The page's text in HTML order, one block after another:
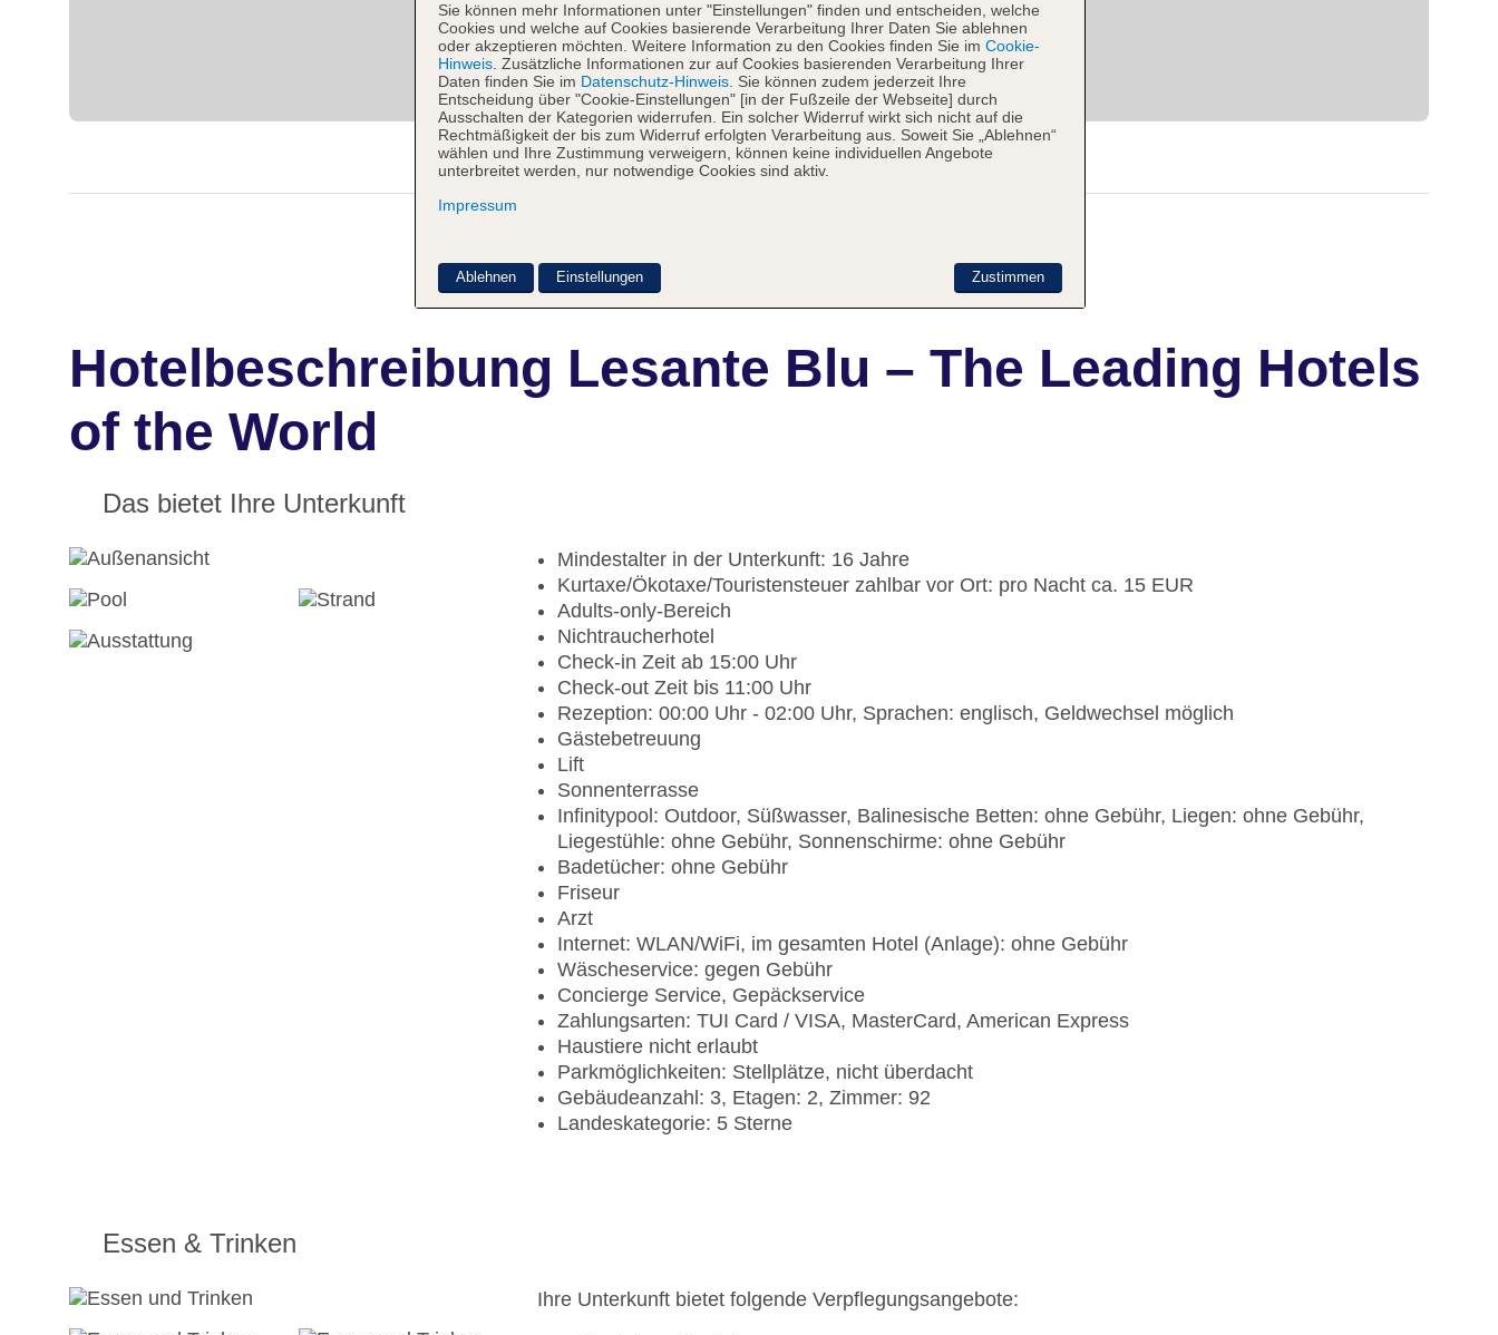
Hotelbeschreibung Lesante Blu – The Leading Hotels
of the World
Das bietet Ihre Unterkunft
Mindestalter in der Unterkunft: 16 Jahre
Kurtaxe/Ökotaxe/Touristensteuer zahlbar vor Ort: pro Nacht ca. 15 EUR
Adults-only-Bereich
Nichtraucherhotel
Check-in Zeit ab 15:00 Uhr
Check-out Zeit bis 11:00 Uhr
Rezeption: 00:00 Uhr - 02:00 Uhr, Sprachen: englisch, Geldwechsel möglich
Gästebetreuung
Lift
Sonnenterrasse
Infinitypool: Outdoor, Süßwasser, Balinesische Betten: ohne Gebühr, Liegen: ohne Gebühr,
Liegestühle: ohne Gebühr, Sonnenschirme: ohne Gebühr
Badetücher: ohne Gebühr
Friseur
Arzt
Internet: WLAN/WiFi, im gesamten Hotel (Anlage): ohne Gebühr
Wäscheservice: gegen Gebühr
Concierge Service, Gepäckservice
Zahlungsarten: TUI Card / VISA, MasterCard, American Express
Haustiere nicht erlaubt
Parkmöglichkeiten: Stellplätze, nicht überdacht
Gebäudeanzahl: 3, Etagen: 2, Zimmer: 92
Landeskategorie: 5 Sterne
Essen & Trinken
Ihre Unterkunft bietet folgende Verpflegungsangebote:
Sie können mehr Informationen unter "Einstellungen" finden und entscheiden, welche
Cookies und welche auf Cookies basierende Verarbeitung Ihrer Daten Sie ablehnen
oder akzeptieren möchten. Weitere Information zu den Cookies finden Sie im Cookie-
Hinweis . Zusätzliche Informationen zur auf Cookies basierenden Verarbeitung Ihrer
Daten finden Sie im Datenschutz-Hinweis . Sie können zudem jederzeit Ihre
Entscheidung über "Cookie-Einstellungen" [in der Fußzeile der Webseite] durch
Ausschalten der Kategorien widerrufen. Ein solcher Widerruf wirkt sich nicht auf die
Rechtmäßigkeit der bis zum Widerruf erfolgten Verarbeitung aus. Soweit Sie „Ablehnen“
wählen und Ihre Zustimmung verweigern, können keine individuellen Angebote
unterbreitet werden, nur notwendige Cookies sind aktiv.
Impressum
Zustimmen
Ablehnen Einstellungen